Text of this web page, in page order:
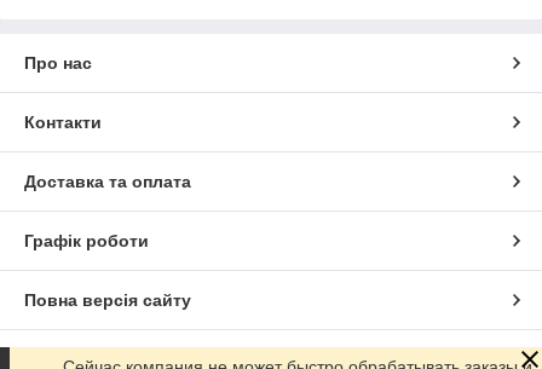
Про нас
Контакти
Доставка та оплата
Графік роботи
Повна версія сайту
Сайт створено на маркетплейсі Prom.ua